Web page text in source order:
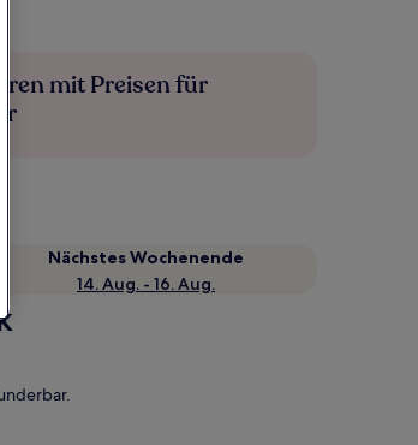
mit Preisen für
Nächstes Wochenende
14. Aug. - 16. Aug.